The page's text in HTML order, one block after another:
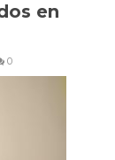
en
0